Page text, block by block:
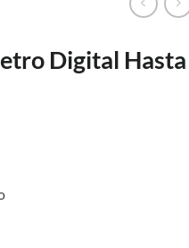
Digital Hasta